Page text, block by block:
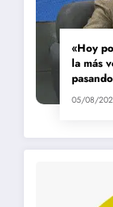
«Hoy
la más
05/08/